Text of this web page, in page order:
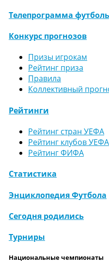
Телепрограмма
Конкурс прогнозов
Призы игрокам
Рейтинг приза
Правила
Коллективный
Рейтинги
Рейтинг стран УЕФА
Рейтинг клубов УЕФА
Рейтинг ФИФА
Статистика
Энциклопедия Футбола
Сегодня родились
Турниры
Национальные чемпионаты